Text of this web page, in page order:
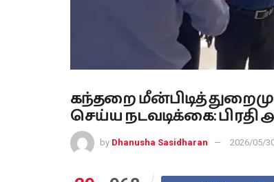
கந்தறை மீன்பிடித்
செய்ய நடவடிக்கை:
by Dhanusha Sasidharan 2026/05/